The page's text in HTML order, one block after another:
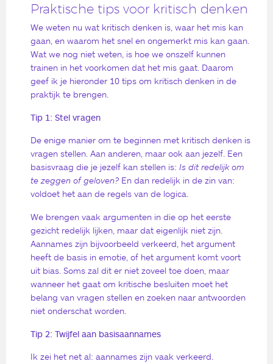
Praktische tips voor kritisch denken
We weten nu wat kritisch denken is, waar het mis kan
gaan, en waarom het snel en ongemerkt mis kan gaan.
Wat we nog niet weten, is hoe we onszelf kunnen
trainen in het voorkomen dat het mis gaat. Daarom
geef ik je hieronder 10 tips om kritisch denken in de
praktijk te brengen.
Tip 1: Stel vragen
De enige manier om te beginnen met kritisch denken is
vragen stellen. Aan anderen, maar ook aan jezelf. Een
basisvraag die je jezelf kan stellen is: Is dit redelijk om
te zeggen of geloven? En dan redelijk in de zin van:
voldoet het aan de regels van de logica.
We brengen vaak argumenten in die op het eerste
gezicht redelijk lijken, maar dat eigenlijk niet zijn.
Aannames zijn bijvoorbeeld verkeerd, het argument
heeft de basis in emotie, of het argument komt voort
uit bias. Soms zal dit er niet zoveel toe doen, maar
wanneer het gaat om kritische besluiten moet het
belang van vragen stellen en zoeken naar antwoorden
niet onderschat worden.
Tip 2: Twijfel aan basisaannames
Ik zei het net al: aannames zijn vaak verkeerd.